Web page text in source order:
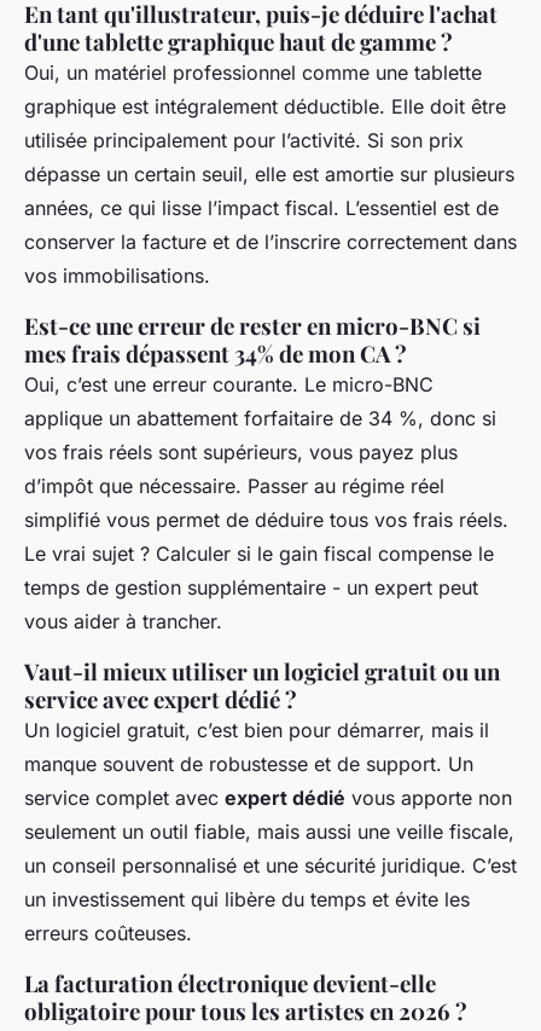
En tant qu'illustrateur, puis-je déduire l'achat
d'une tablette graphique haut de gamme ?
Oui, un matériel professionnel comme une tablette
graphique est intégralement déductible. Elle doit être
utilisée principalement pour l’activité. Si son prix
dépasse un certain seuil, elle est amortie sur plusieurs
années, ce qui lisse l’impact fiscal. L’essentiel est de
conserver la facture et de l’inscrire correctement dans
vos immobilisations.
Est-ce une erreur de rester en micro-BNC si
mes frais dépassent 34% de mon CA ?
Oui, c’est une erreur courante. Le micro-BNC
applique un abattement forfaitaire de 34 %, donc si
vos frais réels sont supérieurs, vous payez plus
d’impôt que nécessaire. Passer au régime réel
simplifié vous permet de déduire tous vos frais réels.
Le vrai sujet ? Calculer si le gain fiscal compense le
temps de gestion supplémentaire - un expert peut
vous aider à trancher.
Vaut-il mieux utiliser un logiciel gratuit ou un
service avec expert dédié ?
Un logiciel gratuit, c’est bien pour démarrer, mais il
manque souvent de robustesse et de support. Un
service complet avec expert dédié vous apporte non
seulement un outil fiable, mais aussi une veille fiscale,
un conseil personnalisé et une sécurité juridique. C’est
un investissement qui libère du temps et évite les
erreurs coûteuses.
La facturation électronique devient-elle
obligatoire pour tous les artistes en 2026 ?